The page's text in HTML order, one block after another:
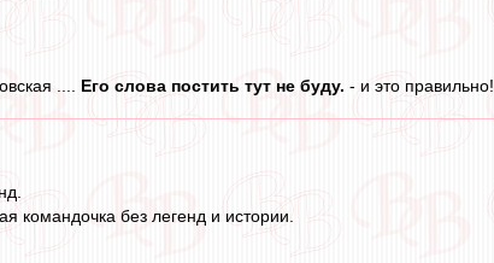
.... Его слова постить тут не буду. - и это правильно!
командочка без легенд и истории.